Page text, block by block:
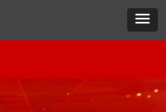
招生就业项目实施职